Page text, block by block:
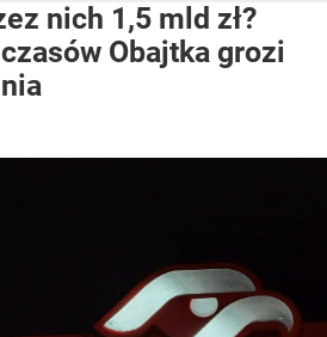
nich 1,5 mld zł?
Obajtka grozi